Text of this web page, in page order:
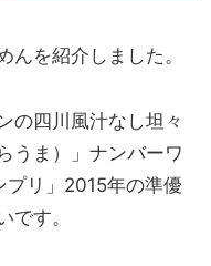
んを紹介しました。
の四川風汁なし坦々
うま）」ナンバーワ
プリ」2015年の準優
です。